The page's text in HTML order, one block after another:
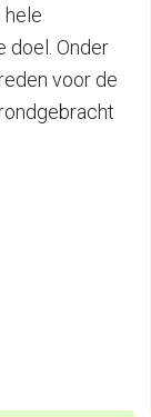
hele
doel. Onder
voor de